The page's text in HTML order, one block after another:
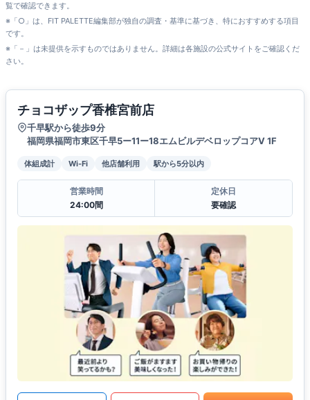
覧で確認できます。
※「○」は、FIT PALETTE編集部が独自の調査・基準に基づき、特におすすめする項目
です。
※「－」は未提供を示すものではありません。詳細は各施設の公式サイトをご確認くだ
さい。
チョコザップ香椎宮前店
千早駅から徒歩9分
福岡県福岡市東区千早5ー11ー18エムビルデベロップコアV 1F
体組成計 Wi-Fi 他店舗利用 駅から5分以内
営業時間
24:00間
定休日
要確認